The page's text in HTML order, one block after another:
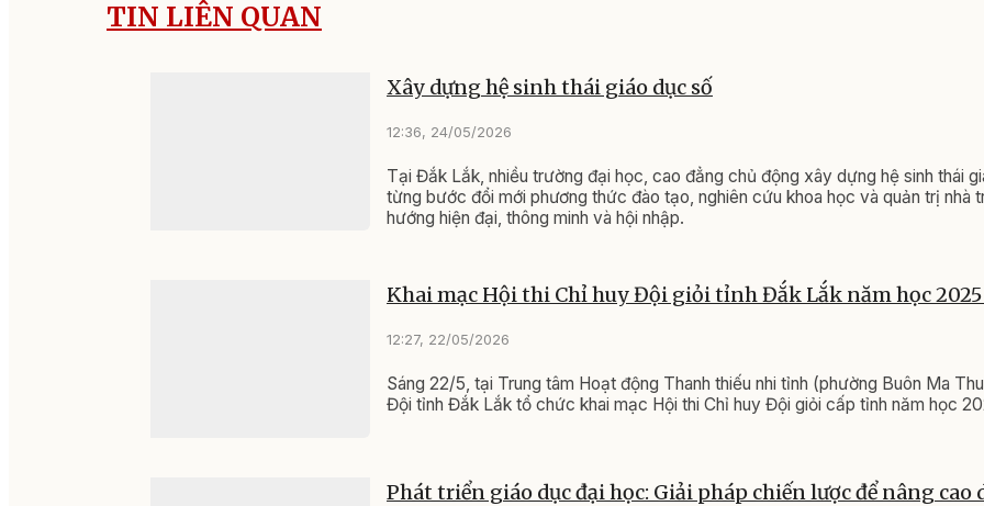
TIN LIÊN QUAN
Xây dựng hệ sinh thái giáo dục số
12:36, 24/05/2026
Tại Đắk Lắk, nhiều trường đại học, cao đẳng chủ động xây dựng hệ sinh thái
từng bước đổi mới phương thức đào tạo, nghiên cứu khoa học và quản trị nhà
hướng hiện đại, thông minh và hội nhập.
Khai mạc Hội thi Chỉ huy Đội giỏi tỉnh Đắk Lắk năm học
12:27, 22/05/2026
Sáng 22/5, tại Trung tâm Hoạt động Thanh thiếu nhi tỉnh (phường Buôn Ma
Đội tỉnh Đắk Lắk tổ chức khai mạc Hội thi Chỉ huy Đội giỏi cấp tỉnh năm học
Phát triển giáo dục đại học: Giải pháp chiến lược để nâng cao